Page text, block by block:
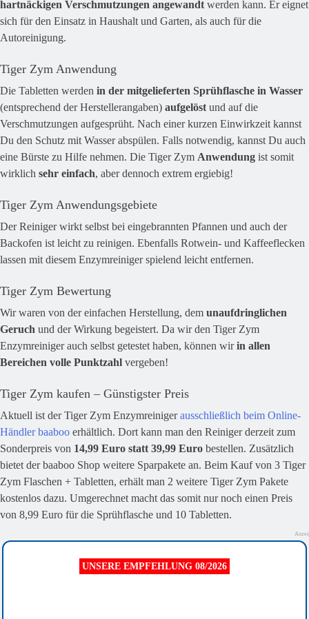
hartnäckigen Verschmutzungen angewandt werden kann. Er eignet
sich für den Einsatz in Haushalt und Garten, als auch für die
Autoreinigung.
Tiger Zym Anwendung
Die Tabletten werden in der mitgelieferten Sprühflasche in Wasser
(entsprechend der Herstellerangaben) aufgelöst und auf die
Verschmutzungen aufgesprüht. Nach einer kurzen Einwirkzeit kannst
Du den Schutz mit Wasser abspülen. Falls notwendig, kannst Du auch
eine Bürste zu Hilfe nehmen. Die Tiger Zym Anwendung ist somit
wirklich sehr einfach, aber dennoch extrem ergiebig!
Tiger Zym Anwendungsgebiete
Der Reiniger wirkt selbst bei eingebrannten Pfannen und auch der
Backofen ist leicht zu reinigen. Ebenfalls Rotwein- und Kaffeeflecken
lassen mit diesem Enzymreiniger spielend leicht entfernen.
Tiger Zym Bewertung
Wir waren von der einfachen Herstellung, dem unaufdringlichen
Geruch und der Wirkung begeistert. Da wir den Tiger Zym
Enzymreiniger auch selbst getestet haben, können wirin allen
Bereichen volle Punktzahl vergeben!
Tiger Zym kaufen – Günstigster Preis
Aktuell ist der Tiger Zym Enzymreinigerausschließlich beim Online-
Händler baaboo erhältlich. Dort kann man den Reiniger derzeit zum
Sonderpreis von 14,99 Euro statt 39,99 Euro bestellen. Zusätzlich
bietet der baaboo Shop weitere Sparpakete an. Beim Kauf von 3 Tiger
Zym Flaschen + Tabletten, erhält man 2 weitere Tiger Zym Pakete
kostenlos dazu. Umgerechnet macht das somit nur noch einen Preis
von 8,99 Euro für die Sprühflasche und 10 Tabletten.
UNSERE EMPFEHLUNG 08/2026